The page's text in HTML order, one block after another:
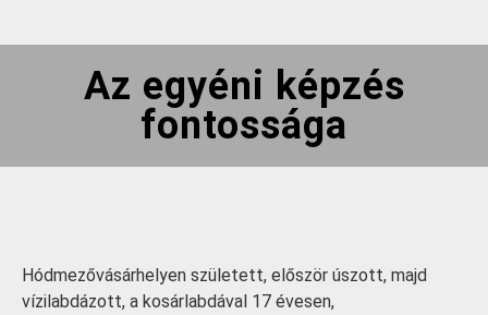
Az egyéni képzés
fontossága
Hódmezővásárhelyen született, először úszott, majd
vízilabdázott, a kosárlabdával 17 évesen,